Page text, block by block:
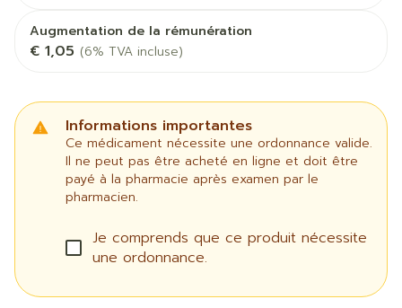
Augmentation de la rémunération
€ 1,05 (6% TVA incluse)
Informations importantes
Ce médicament nécessite une ordonnance valide.
Il ne peut pas être acheté en ligne et doit être
payé à la pharmacie après examen par le
pharmacien.
Je comprends que ce produit nécessite
une ordonnance.